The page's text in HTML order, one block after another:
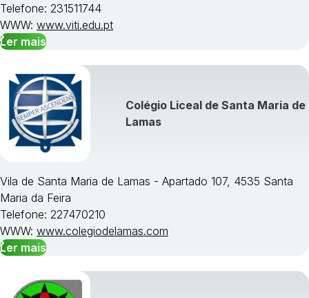
Telefone: 231511744
WWW: www.viti.edu.pt
Ler mais
Colégio Liceal de Santa Maria de
Lamas
Vila de Santa Maria de Lamas - Apartado 107, 4535 Santa
Maria da Feira
Telefone: 227470210
WWW: www.colegiodelamas.com
Ler mais